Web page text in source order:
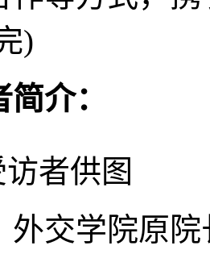
)
介：
者供图
外交学院原